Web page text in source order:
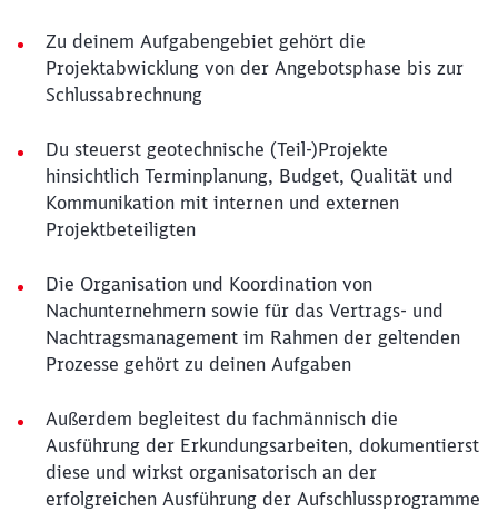
Zu deinem Aufgabengebiet gehört die
Projektabwicklung von der Angebotsphase bis zur
Schlussabrechnung
Du steuerst geotechnische (Teil-)Projekte
hinsichtlich Terminplanung, Budget, Qualität und
Kommunikation mit internen und externen
Projektbeteiligten
Die Organisation und Koordination von
Nachunternehmern sowie für das Vertrags- und
Nachtragsmanagement im Rahmen der geltenden
Prozesse gehört zu deinen Aufgaben
Außerdem begleitest du fachmännisch die
Ausführung der Erkundungsarbeiten, dokumentierst
diese und wirkst organisatorisch an der
erfolgreichen Ausführung der Aufschlussprogramme